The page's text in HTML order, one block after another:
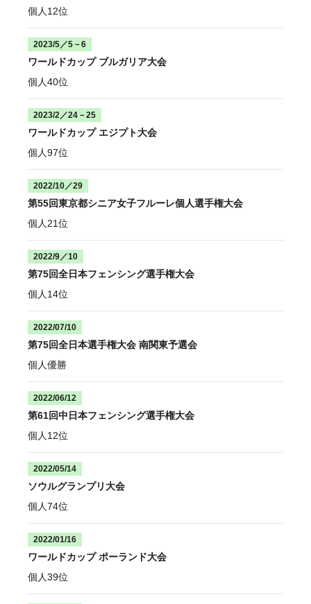
個人12位
2023/5／5－6
ワールドカップ ブルガリア大会
個人40位
2023/2／24－25
ワールドカップ エジプト大会
個人97位
2022/10／29
第55回東京都シニア女子フルーレ個人選手権大会
個人21位
2022/9／10
第75回全日本フェンシング選手権大会
個人14位
2022/07/10
第75回全日本選手権大会 南関東予選会
個人優勝
2022/06/12
第61回中日本フェンシング選手権大会
個人12位
2022/05/14
ソウルグランプリ大会
個人74位
2022/01/16
ワールドカップ ポーランド大会
個人39位